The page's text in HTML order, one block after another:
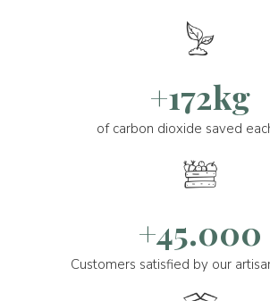
+172kg
of carbon dioxide saved
+45.000
Customers satisfied by our